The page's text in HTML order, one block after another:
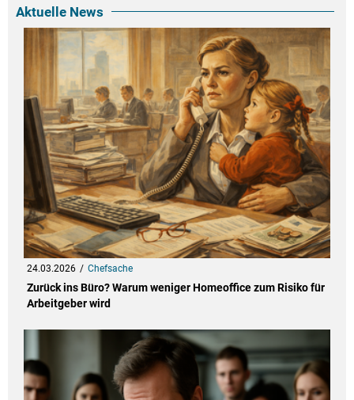
Aktuelle News
24.03.2026 Chefsache
Zurück ins Büro? Warum weniger Homeoffice zum Risiko für
Arbeitgeber wird